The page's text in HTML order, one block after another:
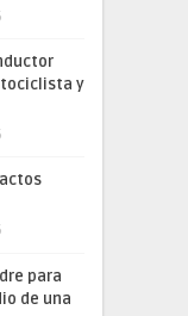
y
para
de una